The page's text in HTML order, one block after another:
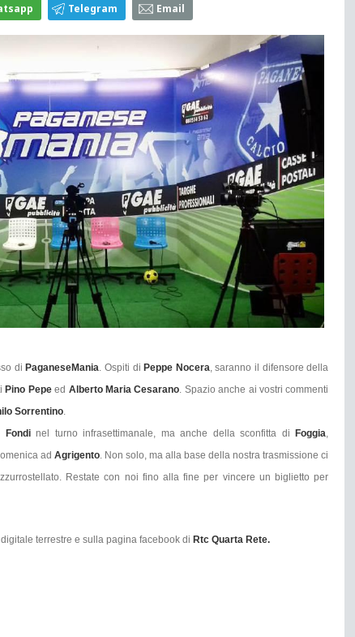
Telegram Email
diPaganeseMania . Ospiti diPeppe Nocera , saranno il difensore della
Pino Pepeed Alberto Maria Cesarano . Spazio anche ai vostri commenti
Sorrentino
Fondinel turno infrasettimanale, ma anche della sconfitta diFoggia
adAgrigento . Non solo, ma alla base della nostra trasmissione ci
Restate con noi fino alla fine per vincere un biglietto per
terrestre e sulla pagina facebook di Rtc Quarta Rete.